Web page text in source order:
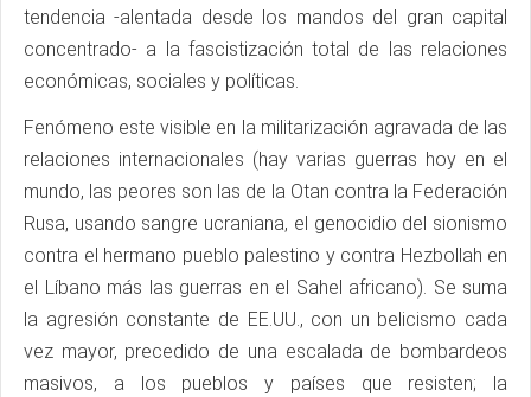
tendencia -alentada desde los mandos del gran capital
concentrado- a la fascistización total de las relaciones
económicas, sociales y políticas.
Fenómeno este visible en la militarización agravada de las
relaciones internacionales (hay varias guerras hoy en el
mundo, las peores son las de la Otan contra la Federación
Rusa, usando sangre ucraniana, el genocidio del sionismo
contra el hermano pueblo palestino y contra Hezbollah en
el Líbano más las guerras en el Sahel africano). Se suma
la agresión constante de EE.UU., con un belicismo cada
vez mayor, precedido de una escalada de bombardeos
masivos, a los pueblos y países que resisten; la